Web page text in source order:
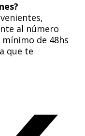
al número
mínimo de 48hs
que te